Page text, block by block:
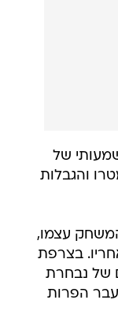
של
והגבלות
עצמו,
בצרפת
של נבחרת
הפרות